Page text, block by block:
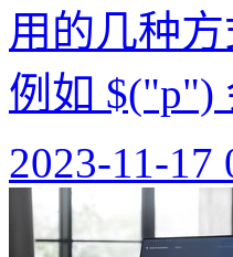
用的几种
例如 $("p")
2023-11-17